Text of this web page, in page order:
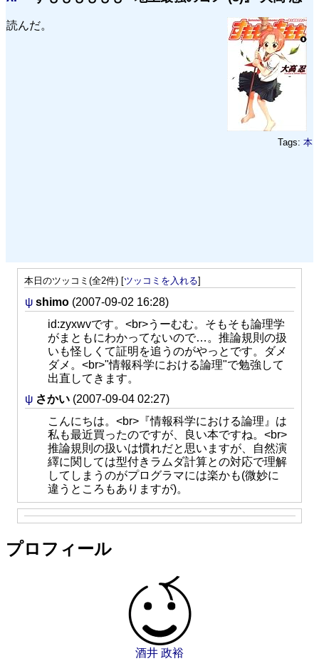
読んだ。
Tags: 本
本日のツッコミ(全2件) [ツッコミを入れる]
ψ shimo (2007-09-02 16:28)
id:zyxwvです。<br>うーむむ。そもそも論理学
がまともにわかってないので…。推論規則の扱
いも怪しくて証明を追うのがやっとです。ダメ
ダメ。<br>"情報科学における論理"で勉強して
出直してきます。
ψ さかい (2007-09-04 02:27)
こんにちは。<br>『情報科学における論理』は
私も最近買ったのですが、良い本ですね。<br>
推論規則の扱いは慣れだと思いますが、自然演
繹に関しては型付きラムダ計算との対応で理解
してしまうのがプログラマには楽かも(微妙に
違うところもありますが)。
プロフィール
酒井 政裕